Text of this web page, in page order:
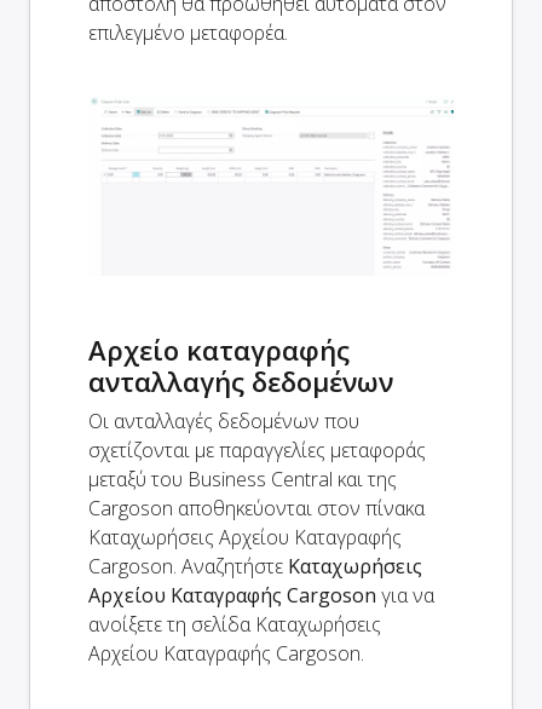
επιλεγμένο μεταφορέα.
Αρχείο καταγραφής
ανταλλαγής δεδομένων
Οι ανταλλαγές δεδομένων που
σχετίζονται με παραγγελίες μεταφοράς
μεταξύ του Business Central και της
Cargoson αποθηκεύονται στον πίνακα
Καταχωρήσεις Αρχείου Καταγραφής
Cargoson. Αναζητήστε Καταχωρήσεις
Αρχείου Καταγραφής Cargoson για να
ανοίξετε τη σελίδα Καταχωρήσεις
Αρχείου Καταγραφής Cargoson.